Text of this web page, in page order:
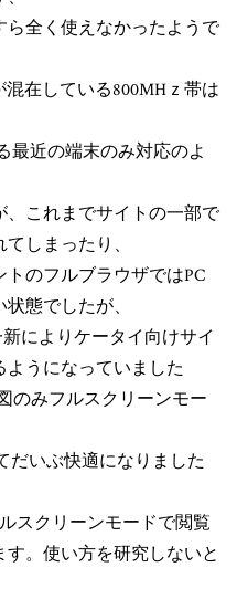
全く使えなかったようで
混在している800MHｚ帯は
最近の端末のみ対応のよ
これまでサイトの一部で
しまったり、
のフルブラウザではPC
態でしたが、
によりケータイ向けサイ
ようになっていました
のみフルスクリーンモー
だいぶ快適になりました
スクリーンモードで閲覧
。使い方を研究しないと